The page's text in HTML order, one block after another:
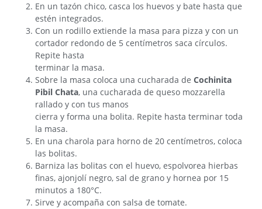
En un tazón chico, casca los huevos y bate hasta que
estén integrados.
Con un rodillo extiende la masa para pizza y con un
cortador redondo de 5 centímetros saca círculos.
Repite hasta
terminar la masa.
Sobre la masa coloca una cucharada de Cochinita
Pibil Chata, una cucharada de queso mozzarella
rallado y con tus manos
cierra y forma una bolita. Repite hasta terminar toda
la masa.
En una charola para horno de 20 centímetros, coloca
las bolitas.
Barniza las bolitas con el huevo, espolvorea hierbas
finas, ajonjolí negro, sal de grano y hornea por 15
minutos a 180°C.
Sirve y acompaña con salsa de tomate.